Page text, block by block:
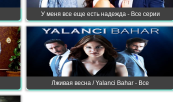
У меня все еще есть надежда - Все серии
Лживая весна / Yalanci Bahar - Все